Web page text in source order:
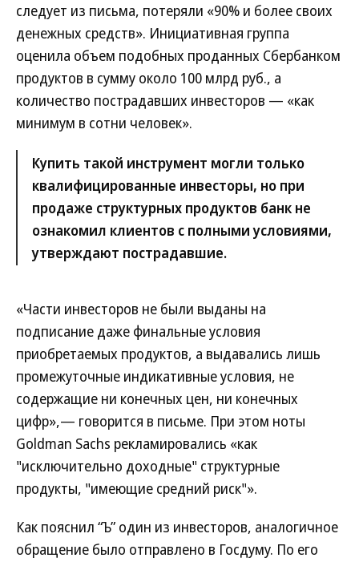
следует из письма, потеряли «90% и более своих
денежных средств». Инициативная группа
оценила объем подобных проданных Сбербанком
продуктов в сумму около 100 млрд руб., а
количество пострадавших инвесторов — «как
минимум в сотни человек».
Купить такой инструмент могли только
квалифицированные инвесторы, но при
продаже структурных продуктов банк не
ознакомил клиентов с полными условиями,
утверждают пострадавшие.
«Части инвесторов не были выданы на
подписание даже финальные условия
приобретаемых продуктов, а выдавались лишь
промежуточные индикативные условия, не
содержащие ни конечных цен, ни конечных
цифр»,— говорится в письме. При этом ноты
Goldman Sachs рекламировались «как
"исключительно доходные" структурные
продукты, "имеющие средний риск"».
Как пояснил “Ъ” один из инвесторов, аналогичное
обращение было отправлено в Госдуму. По его